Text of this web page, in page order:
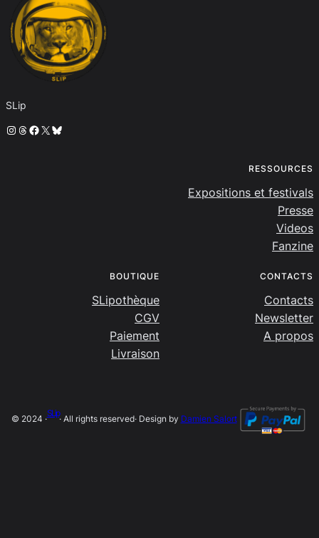
SLip
Instagram
Threads
Facebook
X Bluesky
RESSOURCES
Expositions et festivals
Presse
Videos
Fanzine
BOUTIQUE
SLipothèque
CGV
Paiement
Livraison
CONTACTS
Contacts
Newsletter
A propos
© 2024 ·
SLip
· All rights reserved· Design by Damien Salort